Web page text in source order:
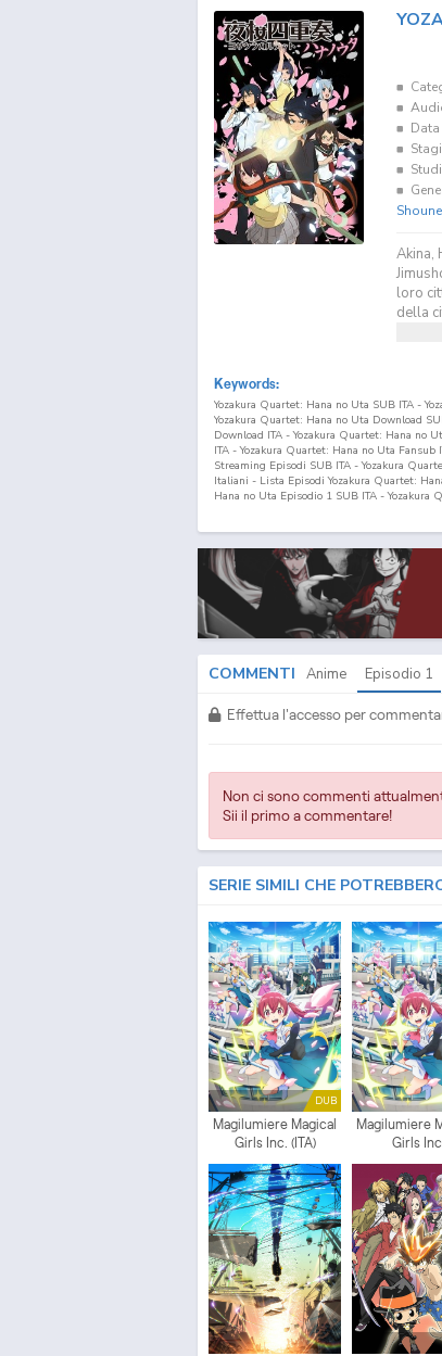
Akina,
loro
della
Keywords:
Yozakura Quartet: Hana no Uta SUB ITA -
Yozakura Quartet: Hana no Uta Download
Download ITA - Yozakura Quartet: Hana no
ITA - Yozakura Quartet: Hana no Uta
Streaming Episodi SUB ITA - Yozakura
Italiani - Lista Episodi Yozakura Quartet:
Hana no Uta Episodio 1 SUB ITA - Yozakura
COMMENTI Anime Episodio 1
Effettua l'accesso per
Non ci sono commenti
Sii il primo a commentare!
SERIE SIMILI CHE
DUB
Magilumiere Magical
Girls Inc. (ITA)
Magilumiere
Girls Inc.